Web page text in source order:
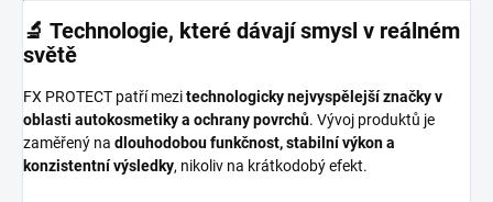
🔬 Technologie, které dávají smysl v reálném
světě
FX PROTECT patří mezitechnologicky nejvyspělejší značky v
oblasti autokosmetiky a ochrany povrchů. Vývoj produktů je
zaměřený na dlouhodobou funkčnost, stabilní výkon a
konzistentní výsledky, nikoliv na krátkodobý efekt.